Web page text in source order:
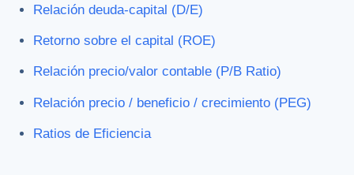
Relación deuda-capital (D/E)
Retorno sobre el capital (ROE)
Relación precio/valor contable (P/B Ratio)
Relación precio / beneficio / crecimiento (PEG)
Ratios de Eficiencia